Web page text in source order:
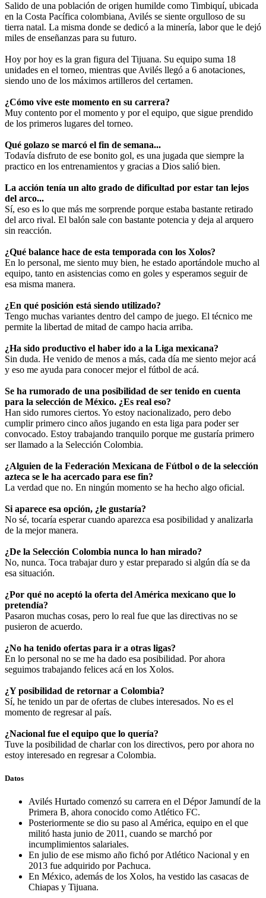
Salido de una población de origen humilde como Timbiquí, ubicada
en la Costa Pacífica colombiana, Avilés se siente orgulloso de su
tierra natal. La misma donde se dedicó a la minería, labor que le dejó
miles de enseñanzas para su futuro.
Hoy por hoy es la gran figura del Tijuana. Su equipo suma 18
unidades en el torneo, mientras que Avilés llegó a 6 anotaciones,
siendo uno de los máximos artilleros del certamen.
¿Cómo vive este momento en su carrera?
Muy contento por el momento y por el equipo, que sigue prendido
de los primeros lugares del torneo.
Qué golazo se marcó el fin de semana...
Todavía disfruto de ese bonito gol, es una jugada que siempre la
practico en los entrenamientos y gracias a Dios salió bien.
La acción tenía un alto grado de dificultad por estar tan lejos
del arco...
Sí, eso es lo que más me sorprende porque estaba bastante retirado
del arco rival. El balón sale con bastante potencia y deja al arquero
sin reacción.
¿Qué balance hace de esta temporada con los Xolos?
En lo personal, me siento muy bien, he estado aportándole mucho al
equipo, tanto en asistencias como en goles y esperamos seguir de
esa misma manera.
¿En qué posición está siendo utilizado?
Tengo muchas variantes dentro del campo de juego. El técnico me
permite la libertad de mitad de campo hacia arriba.
¿Ha sido productivo el haber ido a la Liga mexicana?
Sin duda. He venido de menos a más, cada día me siento mejor acá
y eso me ayuda para conocer mejor el fútbol de acá.
Se ha rumorado de una posibilidad de ser tenido en cuenta
para la selección de México. ¿Es real eso?
Han sido rumores ciertos. Yo estoy nacionalizado, pero debo
cumplir primero cinco años jugando en esta liga para poder ser
convocado. Estoy trabajando tranquilo porque me gustaría primero
ser llamado a la Selección Colombia.
¿Alguien de la Federación Mexicana de Fútbol o de la selección
azteca se le ha acercado para ese fin?
La verdad que no. En ningún momento se ha hecho algo oficial.
Si aparece esa opción, ¿le gustaría?
No sé, tocaría esperar cuando aparezca esa posibilidad y analizarla
de la mejor manera.
¿De la Selección Colombia nunca lo han mirado?
No, nunca. Toca trabajar duro y estar preparado si algún día se da
esa situación.
¿Por qué no aceptó la oferta del América mexicano que lo
pretendía?
Pasaron muchas cosas, pero lo real fue que las directivas no se
pusieron de acuerdo.
¿No ha tenido ofertas para ir a otras ligas?
En lo personal no se me ha dado esa posibilidad. Por ahora
seguimos trabajando felices acá en los Xolos.
¿Y posibilidad de retornar a Colombia?
Sí, he tenido un par de ofertas de clubes interesados. No es el
momento de regresar al país.
¿Nacional fue el equipo que lo quería?
Tuve la posibilidad de charlar con los directivos, pero por ahora no
estoy interesado en regresar a Colombia.
Datos
Avilés Hurtado comenzó su carrera en el Dépor Jamundí de la
Primera B, ahora conocido como Atlético FC.
Posteriormente se dio su paso al América, equipo en el que
militó hasta junio de 2011, cuando se marchó por
incumplimientos salariales.
En julio de ese mismo año fichó por Atlético Nacional y en
2013 fue adquirido por Pachuca.
En México, además de los Xolos, ha vestido las casacas de
Chiapas y Tijuana.